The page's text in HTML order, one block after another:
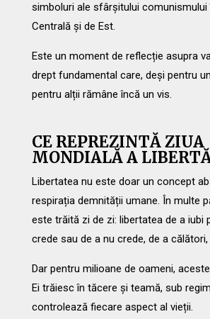
simboluri ale sfârșitului comunismului
Centrală și de Est.
Este un moment de reflecție asupra
drept fundamental care, deși pentru
pentru alții rămâne încă un vis.
CE REPREZINTĂ ZIUA
MONDIALĂ A
Libertatea nu este doar un concept
respirația demnității umane. În multe
este trăită zi de zi: libertatea de a iubi
crede sau de a nu crede, de a călători,
Dar pentru milioane de oameni,
Ei trăiesc în tăcere și teamă, sub
controlează fiecare aspect al vieții.